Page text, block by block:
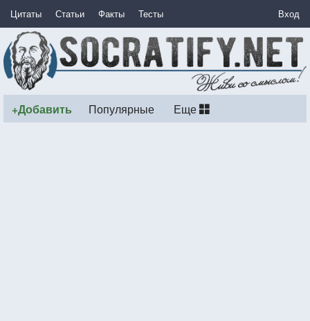
Цитаты Статьи Факты Тесты Вход
+Добавить Популярные Еще